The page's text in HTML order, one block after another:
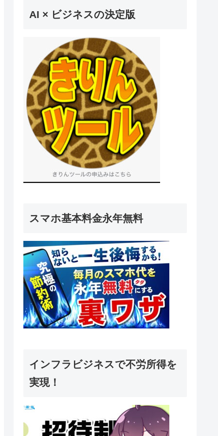
AI × ビジネスの決定版
スマホ基本料金永年無料
インフラビジネスで不労所得を
実現！